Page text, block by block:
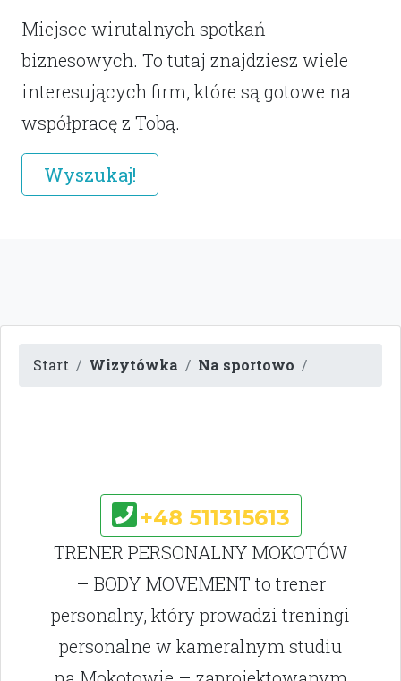
Miejsce wirutalnych spotkań
biznesowych. To tutaj znajdziesz wiele
interesujących firm, które są gotowe na
współpracę z Tobą.
Wyszukaj!
Start Wizytówka Na sportowo
+48 511315613
TRENER PERSONALNY MOKOTÓW
– BODY MOVEMENT to trener
personalny, który prowadzi treningi
personalne w kameralnym studiu